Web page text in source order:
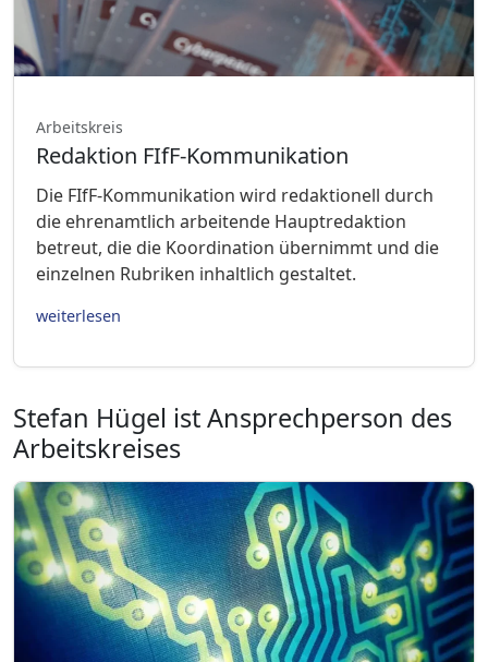
Arbeitskreis
Redaktion FIfF-Kommunikation
Die FIfF-Kommunikation wird redaktionell durch
die ehrenamtlich arbeitende Hauptredaktion
betreut, die die Koordination übernimmt und die
einzelnen Rubriken inhaltlich gestaltet.
weiterlesen
Stefan Hügel ist Ansprechperson des
Arbeitskreises